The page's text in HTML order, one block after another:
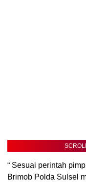
“ Sesuai perintah
Brimob Polda Sulsel